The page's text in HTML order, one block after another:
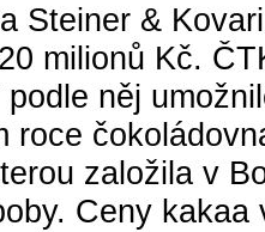
Steiner &
milionů Kč.
něj
roce
založila v
Ceny